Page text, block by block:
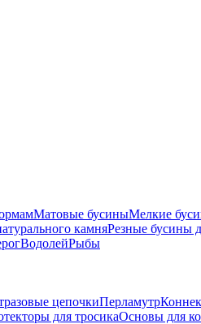
Матовые бусиныМелкие
камняРезные бусины
ВодолейРыбы
цепочкиПерламутр
для тросикаОсновы для